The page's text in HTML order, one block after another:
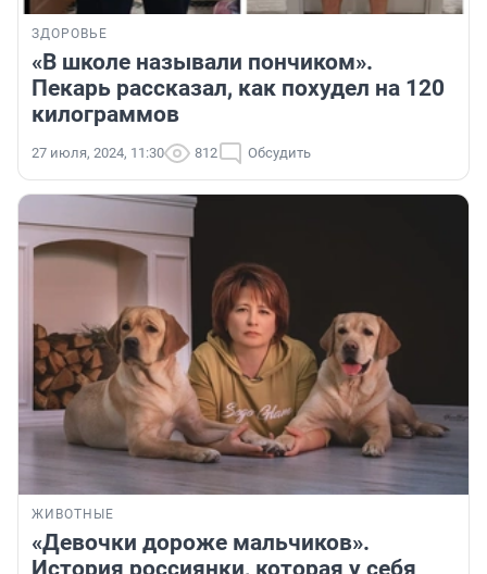
ЗДОРОВЬЕ
«В школе называли пончиком».
Пекарь рассказал, как похудел на 120
килограммов
27 июля, 2024, 11:30 812 Обсудить
ЖИВОТНЫЕ
«Девочки дороже мальчиков».
История россиянки, которая у себя